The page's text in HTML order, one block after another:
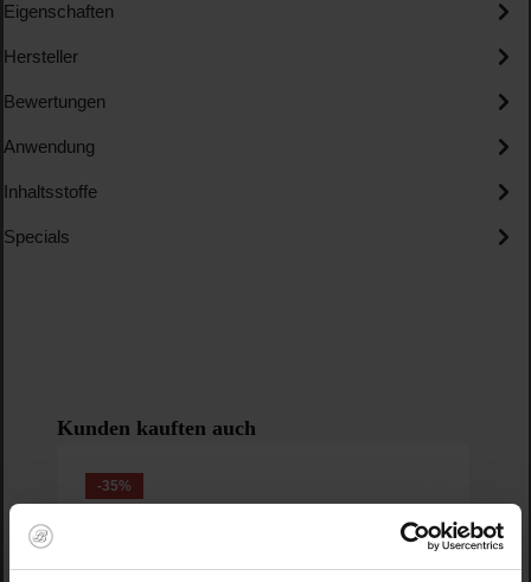
Eigenschaften
Hersteller
Bewertungen
Anwendung
Inhaltsstoffe
Specials
Produktgalerie überspringen
Kunden kauften auch
-35%